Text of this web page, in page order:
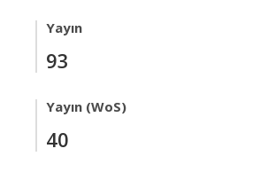
Yayın
93
Yayın (WoS)
40